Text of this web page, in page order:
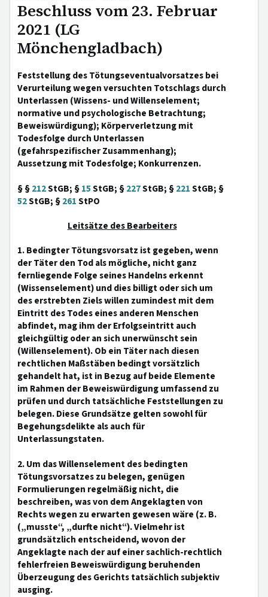
Beschluss vom 23. Februar
2021 (LG
Mönchengladbach)
Feststellung des Tötungseventualvorsatzes bei
Verurteilung wegen versuchten Totschlags durch
Unterlassen (Wissens- und Willenselement;
normative und psychologische Betrachtung;
Beweiswürdigung); Körperverletzung mit
Todesfolge durch Unterlassen
(gefahrspezifischer Zusammenhang);
Aussetzung mit Todesfolge; Konkurrenzen.
§ §212StGB; §15StGB; §227StGB; §221StGB; §
52StGB; §261StPO
Leitsätze des Bearbeiters
1. Bedingter Tötungsvorsatz ist gegeben, wenn
der Täter den Tod als mögliche, nicht ganz
fernliegende Folge seines Handelns erkennt
(Wissenselement) und dies billigt oder sich um
des erstrebten Ziels willen zumindest mit dem
Eintritt des Todes eines anderen Menschen
abfindet, mag ihm der Erfolgseintritt auch
gleichgültig oder an sich unerwünscht sein
(Willenselement). Ob ein Täter nach diesen
rechtlichen Maßstäben bedingt vorsätzlich
gehandelt hat, ist in Bezug auf beide Elemente
im Rahmen der Beweiswürdigung umfassend zu
prüfen und durch tatsächliche Feststellungen zu
belegen. Diese Grundsätze gelten sowohl für
Begehungsdelikte als auch für
Unterlassungstaten.
2. Um das Willenselement des bedingten
Tötungsvorsatzes zu belegen, genügen
Formulierungen regelmäßig nicht, die
beschreiben, was von dem Angeklagten von
Rechts wegen zu erwarten gewesen wäre (z. B.
(„musste“, „durfte nicht“). Vielmehr ist
grundsätzlich entscheidend, wovon der
Angeklagte nach der auf einer sachlich-rechtlich
fehlerfreien Beweiswürdigung beruhenden
Überzeugung des Gerichts tatsächlich subjektiv
ausging.